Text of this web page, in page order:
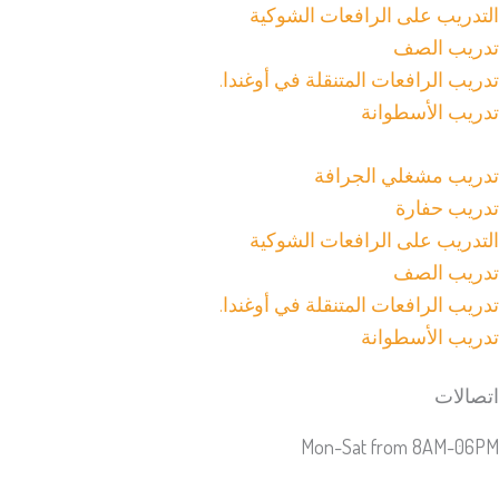
التدريب على الرافعات الشوكية
تدريب الصف
تدريب الرافعات المتنقلة في أوغندا.
تدريب الأسطوانة
تدريب مشغلي الجرافة
تدريب حفارة
التدريب على الرافعات الشوكية
تدريب الصف
تدريب الرافعات المتنقلة في أوغندا.
تدريب الأسطوانة
اتصالات
Mon-Sat from 8AM-06PM